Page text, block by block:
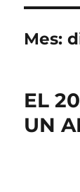
Mes:
EL
UN